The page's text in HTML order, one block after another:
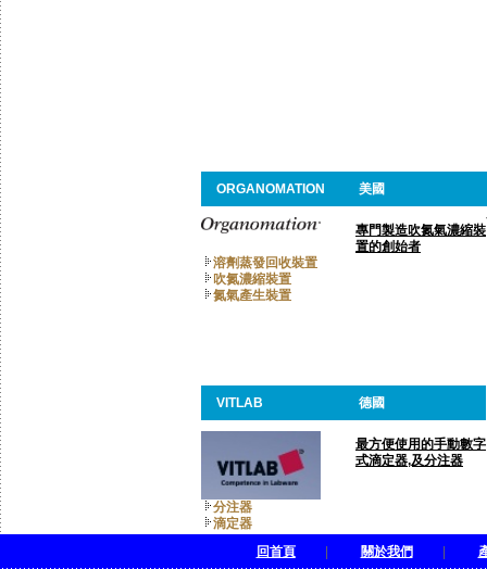
ORGANOMATION 美國
專門製造吹氮氣濃縮裝
置的創始者
溶劑蒸發回收裝置
吹氮濃縮裝置
氮氣產生裝置
VITLAB 德國
最方便使用的手動數字
式滴定器,及分注器
分注器
滴定器
回首頁| 關於我們